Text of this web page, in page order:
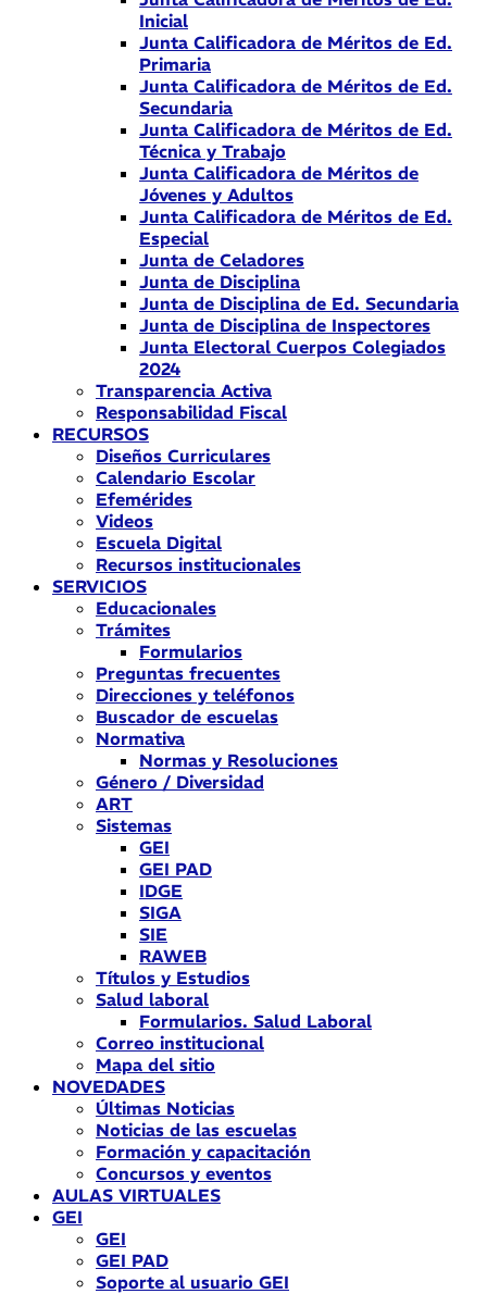
Inicial
Junta Calificadora de Méritos de Ed.
Primaria
Junta Calificadora de Méritos de Ed.
Secundaria
Junta Calificadora de Méritos de Ed.
Técnica y Trabajo
Junta Calificadora de Méritos de
Jóvenes y Adultos
Junta Calificadora de Méritos de Ed.
Especial
Junta de Celadores
Junta de Disciplina
Junta de Disciplina de Ed. Secundaria
Junta de Disciplina de Inspectores
Junta Electoral Cuerpos Colegiados
2024
Transparencia Activa
Responsabilidad Fiscal
RECURSOS
Diseños Curriculares
Calendario Escolar
Efemérides
Videos
Escuela Digital
Recursos institucionales
SERVICIOS
Educacionales
Trámites
Formularios
Preguntas frecuentes
Direcciones y teléfonos
Buscador de escuelas
Normativa
Normas y Resoluciones
Género / Diversidad
ART
Sistemas
GEI
GEI PAD
IDGE
SIGA
SIE
RAWEB
Títulos y Estudios
Salud laboral
Formularios. Salud Laboral
Correo institucional
Mapa del sitio
NOVEDADES
Últimas Noticias
Noticias de las escuelas
Formación y capacitación
Concursos y eventos
AULAS VIRTUALES
GEI
GEI
GEI PAD
Soporte al usuario GEI